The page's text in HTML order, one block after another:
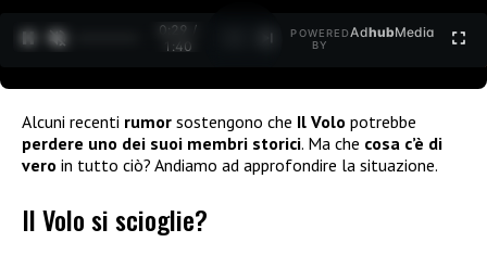
0:30 /
1:40
POWERED
BY
AdhubMedia
Alcuni recenti rumor sostengono che Il Volo potrebbe
perdere uno dei suoi membri storici. Ma che cosa c’è di
vero in tutto ciò? Andiamo ad approfondire la situazione.
Il Volo si scioglie?